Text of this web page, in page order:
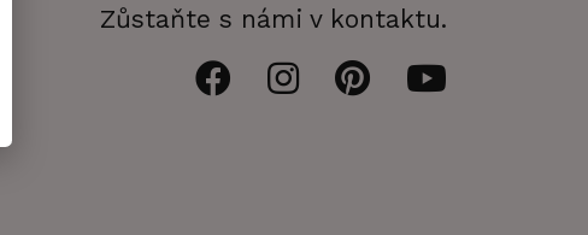
Zůstaňte s námi v kontaktu.